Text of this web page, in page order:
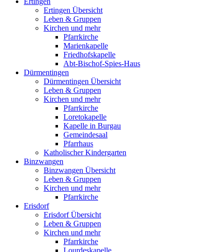
Ertingen Übersicht
Leben & Gruppen
Kirchen und mehr
Pfarrkirche
Marienkapelle
Friedhofskapelle
Abt-Bischof-Spies-Haus
Dürmentingen
Dürmentingen Übersicht
Leben & Gruppen
Kirchen und mehr
Pfarrkirche
Loretokapelle
Kapelle in Burgau
Gemeindesaal
Pfarrhaus
Katholischer Kindergarten
Binzwangen
Binzwangen Übersicht
Leben & Gruppen
Kirchen und mehr
Pfarrkirche
Erisdorf
Erisdorf Übersicht
Leben & Gruppen
Kirchen und mehr
Pfarrkirche
Lourdeskapelle